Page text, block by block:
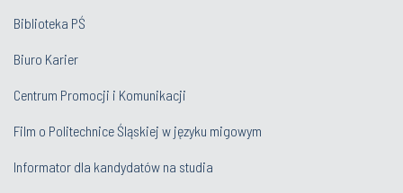
Biblioteka PŚ
Biuro Karier
Centrum Promocji i Komunikacji
Film o Politechnice Śląskiej w języku migowym
Informator dla kandydatów na studia